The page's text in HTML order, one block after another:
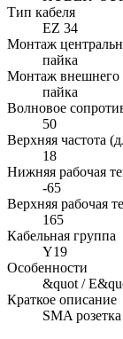
Тип кабеля
EZ 34
Монтаж
пайка
Монтаж внешнего
пайка
Волновое
50
Верхняя частота
18
Нижняя рабочая
-65
Верхняя рабочая
165
Кабельная группа
Y19
Особенности
&quot /
Краткое описание
SMA